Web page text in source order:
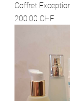
Coffret
Prix
200.00 CHF